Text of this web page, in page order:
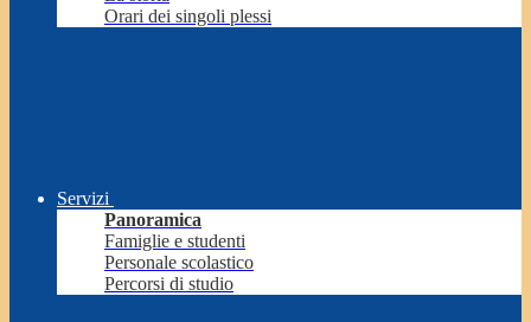
Orari dei singoli plessi
Servizi
Panoramica
Famiglie e studenti
Personale scolastico
Percorsi di studio